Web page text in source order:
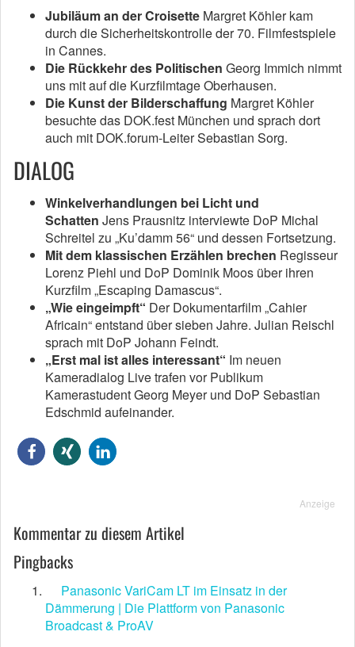
Jubiläum an der Croisette Margret Köhler kam
durch die Sicherheitskontrolle der 70. Filmfestspiele
in Cannes.
Die Rückkehr des Politischen Georg Immich nimmt
uns mit auf die Kurzfilmtage Oberhausen.
Die Kunst der Bilderschaffung Margret Köhler
besuchte das DOK.fest München und sprach dort
auch mit DOK.forum-Leiter Sebastian Sorg.
DIALOG
Winkelverhandlungen bei Licht und
Schatten Jens Prausnitz interviewte DoP Michal
Schreitel zu „Ku’damm 56“ und dessen Fortsetzung.
Mit dem klassischen Erzählen brechen Regisseur
Lorenz Piehl und DoP Dominik Moos über ihren
Kurzfilm „Escaping Damascus“.
„Wie eingeimpft“ Der Dokumentarfilm „Cahier
Africain“ entstand über sieben Jahre. Julian Reischl
sprach mit DoP Johann Feindt.
„Erst mal ist alles interessant“ Im neuen
Kameradialog Live trafen vor Publikum
Kamerastudent Georg Meyer und DoP Sebastian
Edschmid aufeinander.
Anzeige
Kommentar zu diesem Artikel
Pingbacks
Panasonic VariCam LT im Einsatz in der
Dämmerung | Die Plattform von Panasonic
Broadcast & ProAV